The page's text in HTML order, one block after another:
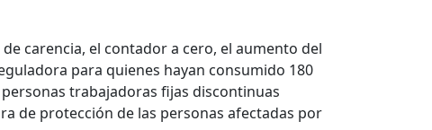
carencia, el contador a cero, el aumento del
para quienes hayan consumido 180
trabajadoras fijas discontinuas
de protección de las personas afectadas por